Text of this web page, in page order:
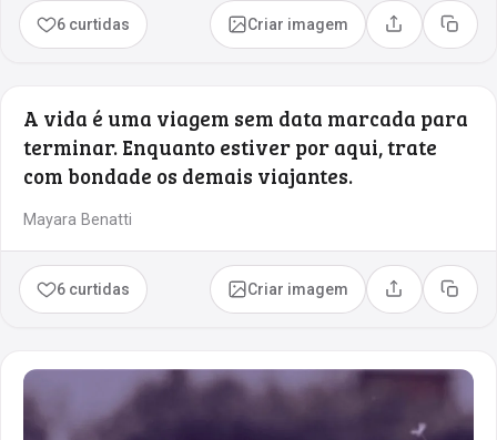
6 curtidas Criar imagem Compartilhar
Copiar
A vida é uma viagem sem data marcada para
terminar. Enquanto estiver por aqui, trate
com bondade os demais viajantes.
Mayara Benatti
6 curtidas Criar imagem Compartilhar
Copiar